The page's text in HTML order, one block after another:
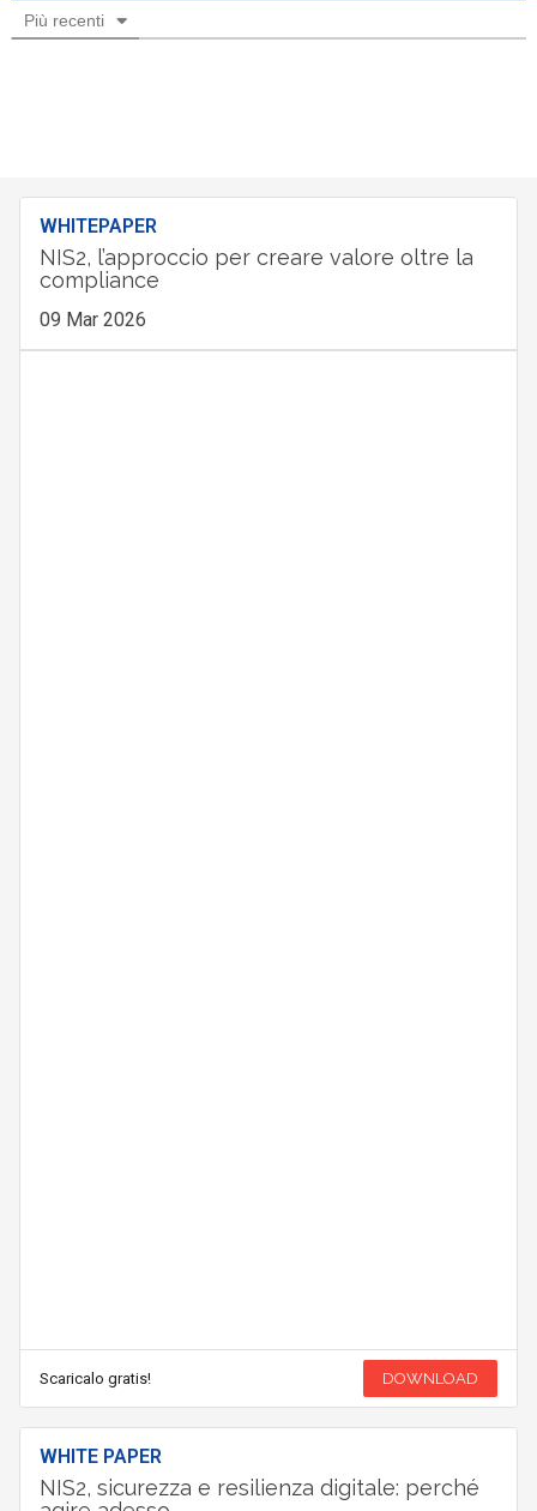
Più recenti
WHITEPAPER
NIS2, l’approccio per creare valore oltre la
compliance
09 Mar 2026
Scaricalo gratis! DOWNLOAD
WHITE PAPER
NIS2, sicurezza e resilienza digitale: perché